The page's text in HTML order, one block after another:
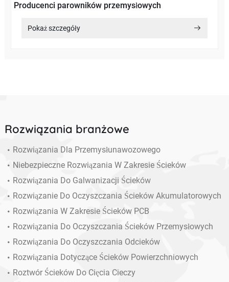
Producenci parowników przemysłowych
Pokaż szczegóły
Rozwiązania branżowe
Rozwiązania Dla Przemysłunawozowego
Niebezpieczne Rozwiązania W Zakresie Ścieków
Rozwiązania Do Galwanizacji Ścieków
Rozwiązanie Do Oczyszczania Ścieków Akumulatorowych
Rozwiązania W Zakresie Ścieków PCB
Rozwiązania Do Oczyszczania Ścieków Przemysłowych
Rozwiązania Do Oczyszczania Odcieków
Rozwiązania Dotyczące Ścieków Powierzchniowych
Roztwór Ścieków Do Cięcia Cieczy